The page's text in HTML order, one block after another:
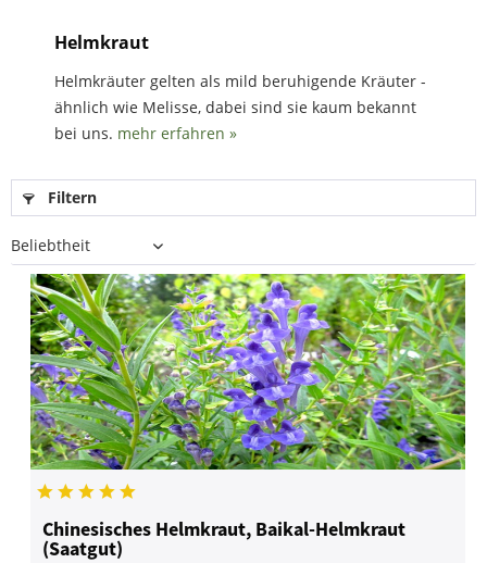
Helmkraut
Helmkräuter gelten als mild beruhigende Kräuter -
ähnlich wie Melisse, dabei sind sie kaum bekannt
bei uns. mehr erfahren »
Filtern
Chinesisches Helmkraut, Baikal-Helmkraut
(Saatgut)